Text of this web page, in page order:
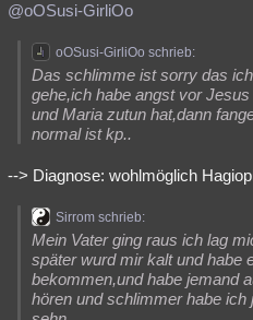
@oOSusi-GirliOo
oOSusi-GirliOo schrieb:
Das schlimme ist sorry das
gehe,ich habe angst vor
und Maria zutun hat,dann
normal ist kp..
--> Diagnose: wohlmöglich
Sirrom schrieb:
Mein Vater ging raus ich lag
später wurd mir kalt und habe
bekommen,und habe jemand
hören und schlimmer habe